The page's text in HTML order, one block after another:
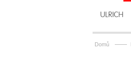
ULRICH
Domů ——